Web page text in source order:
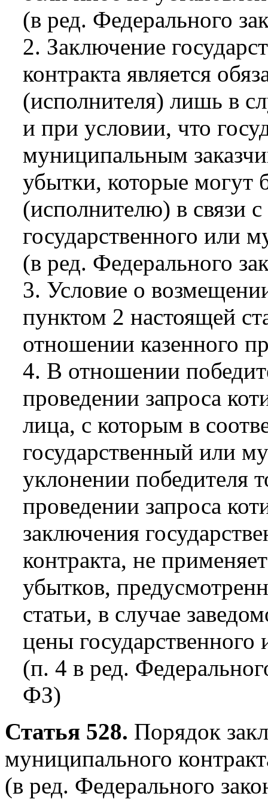
(в ред. Федерального
2. Заключение
контракта является
(исполнителя) лишь в
и при условии, что
муниципальным
убытки, которые могут
(исполнителю) в связи
государственного или
(в ред. Федерального
3. Условие о
пунктом 2 настоящей
отношении казенного
4. В отношении
проведении запроса
лица, с которым в
государственный или
уклонении победителя
проведении запроса
заключения
контракта, не
убытков,
статьи, в случае
цены
(п. 4 в ред.
ФЗ)
Статья 528. Порядок
муниципального
(в ред. Федерального